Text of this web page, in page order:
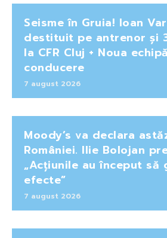
Seisme în Gruia! Ioan
destituit pe antrenor și
la CFR Cluj + Noua
conducere
7 august 2026
Moody’s va declara
României. Ilie Bolojan
„Acțiunile au început să
efecte”
7 august 2026